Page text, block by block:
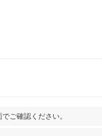
ご確認ください。